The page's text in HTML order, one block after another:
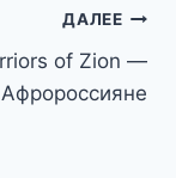
ДАЛЕЕ
of Zion —
Афророссияне